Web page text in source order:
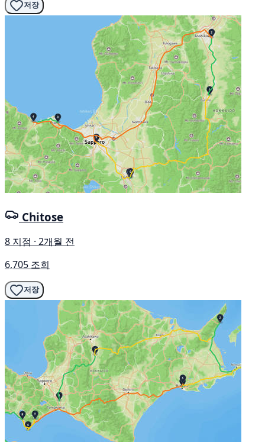
저장
Chitose
8 지점 · 2개월 전
6,705 조회
저장